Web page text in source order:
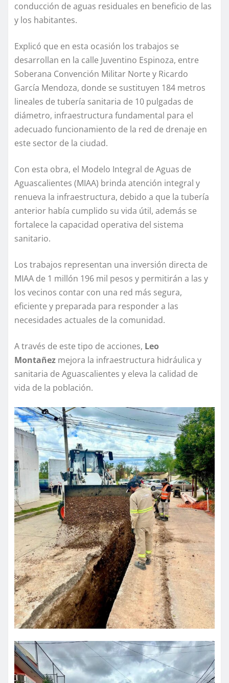
conducción de aguas residuales en beneficio de las
y los habitantes.
Explicó que en esta ocasión los trabajos se
desarrollan en la calle Juventino Espinoza, entre
Soberana Convención Militar Norte y Ricardo
García Mendoza, donde se sustituyen 184 metros
lineales de tubería sanitaria de 10 pulgadas de
diámetro, infraestructura fundamental para el
adecuado funcionamiento de la red de drenaje en
este sector de la ciudad.
Con esta obra, el Modelo Integral de Aguas de
Aguascalientes (MIAA) brinda atención integral y
renueva la infraestructura, debido a que la tubería
anterior había cumplido su vida útil, además se
fortalece la capacidad operativa del sistema
sanitario.
Los trabajos representan una inversión directa de
MIAA de 1 millón 196 mil pesos y permitirán a las y
los vecinos contar con una red más segura,
eficiente y preparada para responder a las
necesidades actuales de la comunidad.
A través de este tipo de acciones, Leo
Montañez mejora la infraestructura hidráulica y
sanitaria de Aguascalientes y eleva la calidad de
vida de la población.